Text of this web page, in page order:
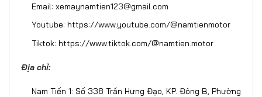
Email: xemaynamtien123@gmail.com
Youtube:https://www.youtube.com/@namtienmotor
Tiktok:https://www.tiktok.com/@namtien.motor
Địa chỉ:
Nam Tiến 1: Số 338 Trần Hưng Đạo, KP. Đông B, Phường